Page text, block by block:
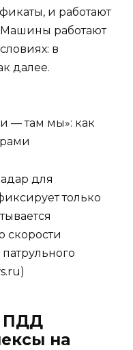
и работают
работают
в
далее.
для
только
скорости
ПДД
на